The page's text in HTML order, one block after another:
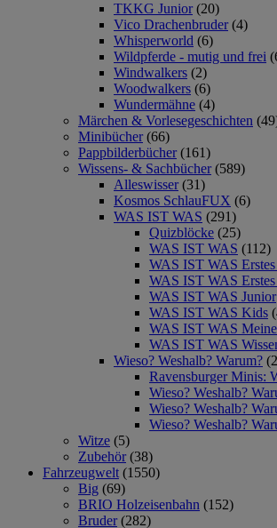
TKKG Junior (20)
Vico Drachenbruder (4)
Whisperworld (6)
Wildpferde - mutig und frei
Windwalkers (2)
Woodwalkers (6)
Wundermähne (4)
Märchen & Vorlesegeschichten
Minibücher (66)
Pappbilderbücher (161)
Wissens- & Sachbücher (589)
Alleswisser (31)
Kosmos SchlauFUX (6)
WAS IST WAS (291)
Quizblöcke (25)
WAS IST WAS (112)
WAS IST WAS Erstes
WAS IST WAS Erstes
WAS IST WAS Junior
WAS IST WAS Kids
WAS IST WAS
WAS IST WAS
Wieso? Weshalb? Warum?
Ravensburger Minis:
Wieso? Weshalb?
Wieso? Weshalb?
Wieso? Weshalb?
Witze (5)
Zubehör (38)
Fahrzeugwelt (1550)
Big (69)
BRIO Holzeisenbahn (152)
Bruder (282)